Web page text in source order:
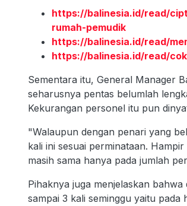
https://balinesia.id/read/
rumah-pemudik
https://balinesia.id/read/
https://balinesia.id/read/
Sementara itu, General Manager
seharusnya pentas belumlah
Kekurangan personel itu pun
"Walaupun dengan penari yang
kali ini sesuai perminataan.
masih sama hanya pada jumlah
Pihaknya juga menjelaskan
sampai 3 kali seminggu yaitu